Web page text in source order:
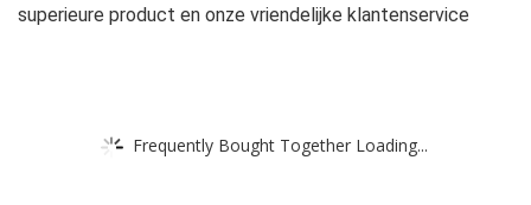
superieure product en onze vriendelijke klantenservice
Frequently Bought Together Loading...